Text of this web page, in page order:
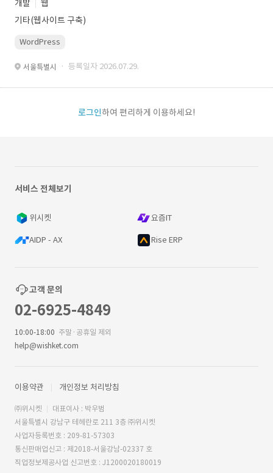
개발
웹
기타(웹사이트 구축)
WordPress
서울특별시 · 등록일자 2026.07.29.
로그인하여 편리하게 이용하세요!
서비스 전체보기
위시켓 요즘IT
AIDP - AX Rise ERP
고객 문의
02-6925-4849
10:00-18:00 주말·공휴일 제외
help@wishket.com
이용약관 개인정보 처리방침
㈜위시켓
대표이사 : 박우범
서울특별시 강남구 테헤란로 211 3층 ㈜위시켓
사업자등록번호 : 209-81-57303
통신판매업신고 : 제2018-서울강남-02337 호
직업정보제공사업 신고번호 : J1200020180019